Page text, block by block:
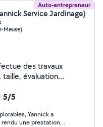
Auto-entrepreneur
Service Jardinage)
Meuse)
évaluation
5/5
Yannick a
une prestation